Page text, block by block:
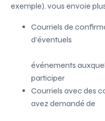
exemple).vous envoie
Courriels de
d’éventuels
événements
participer
Courriels avec des
avez demandé de